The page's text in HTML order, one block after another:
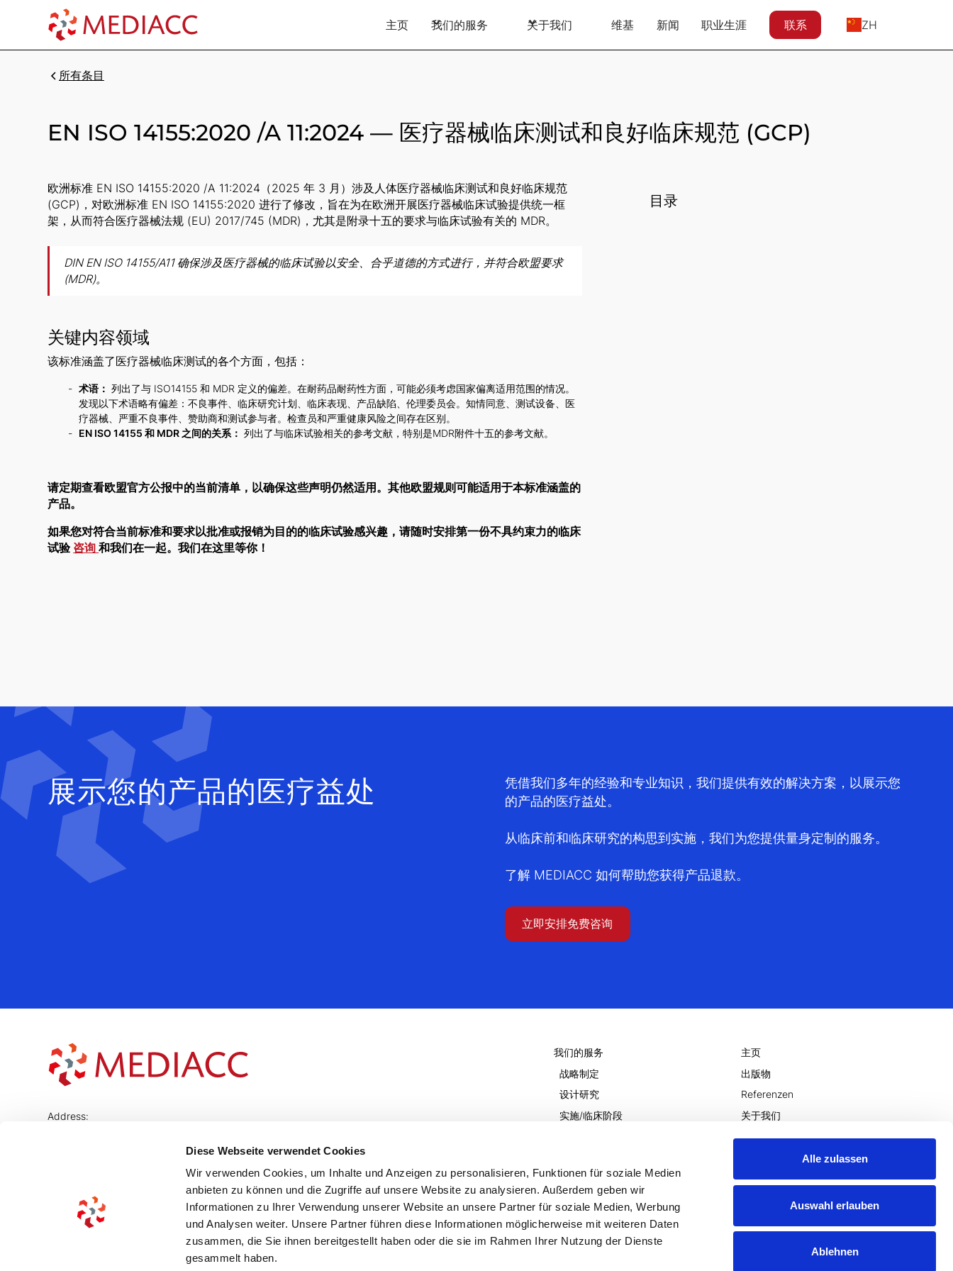
Diese Webseite verwendet Cookies
Wir verwenden Cookies, um Inhalte und Anzeigen zu personalisieren, Funktionen für soziale Medien
anbieten zu können und die Zugriffe auf unsere Website zu analysieren. Außerdem geben wir
Informationen zu Ihrer Verwendung unserer Website an unsere Partner für soziale Medien, Werbung
und Analysen weiter. Unsere Partner führen diese Informationen möglicherweise mit weiteren Daten
zusammen, die Sie ihnen bereitgestellt haben oder die sie im Rahmen Ihrer Nutzung der Dienste
gesammelt haben.
Alle zulassen
Auswahl erlauben
Ablehnen
主页 我们的服务 关于我们 维基 新闻 职业生涯 联系 ZH
所有条目
EN ISO 14155:2020 /A 11:2024 — 医疗器械临床测试和良好临床规范 (GCP)
欧洲标准 EN ISO 14155:2020 /A 11:2024（2025 年 3 月）涉及人体医疗器械临床测试和良好临床规范
(GCP)，对欧洲标准 EN ISO 14155:2020 进行了修改，旨在为在欧洲开展医疗器械临床试验提供统一框
架，从而符合医疗器械法规 (EU) 2017/745 (MDR)，尤其是附录十五的要求与临床试验有关的 MDR。
DIN EN ISO 14155/A11 确保涉及医疗器械的临床试验以安全、合乎道德的方式进行，并符合欧盟要求
(MDR)。
关键内容领域
该标准涵盖了医疗器械临床测试的各个方面，包括：
术语： 列出了与 ISO14155 和 MDR 定义的偏差。在耐药品耐药性方面，可能必须考虑国家偏离适用范围的情况。
发现以下术语略有偏差：不良事件、临床研究计划、临床表现、产品缺陷、伦理委员会。知情同意、测试设备、医
疗器械、严重不良事件、赞助商和测试参与者。检查员和严重健康风险之间存在区别。
EN ISO 14155 和 MDR 之间的关系： 列出了与临床试验相关的参考文献，特别是MDR附件十五的参考文献。
请定期查看欧盟官方公报中的当前清单，以确保这些声明仍然适用。其他欧盟规则可能适用于本标准涵盖的
产品。
如果您对符合当前标准和要求以批准或报销为目的的临床试验感兴趣，请随时安排第一份不具约束力的临床
试验 咨询和我们在一起。我们在这里等你！
目录
展示您的产品的医疗益处
凭借我们多年的经验和专业知识，我们提供有效的解决方案，以展示您
的产品的医疗益处。
从临床前和临床研究的构思到实施，我们为您提供量身定制的服务。
了解 MEDIACC 如何帮助您获得产品退款。
立即安排免费咨询
Address:
030 521 044 80
info@mediacc.de
我们的服务
战略制定
设计研究
实施/临床阶段
主页
出版物
Referenzen
关于我们
维基
联系